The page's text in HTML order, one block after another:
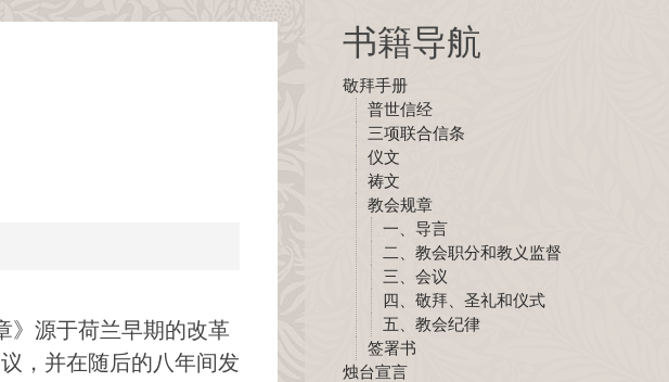
书籍导航
敬拜手册
普世信经
三项联合信条
仪文
祷文
教会规章
一、导言
二、教会职分和教义监督
三、会议
四、敬拜、圣礼和仪式
五、教会纪律
签署书
烛台宣言
》源于荷兰早期的改革
，并在随后的八年间发